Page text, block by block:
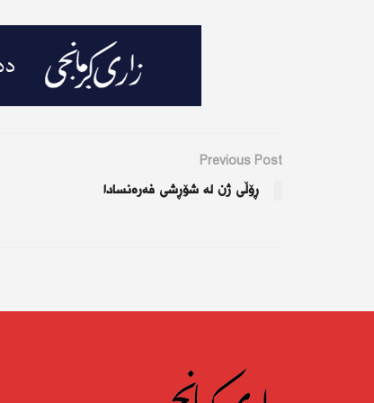
Previous Post
ڕۆڵی ژن لە شۆڕشی فەرەنسادا